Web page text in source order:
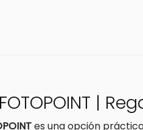
|
es una opción